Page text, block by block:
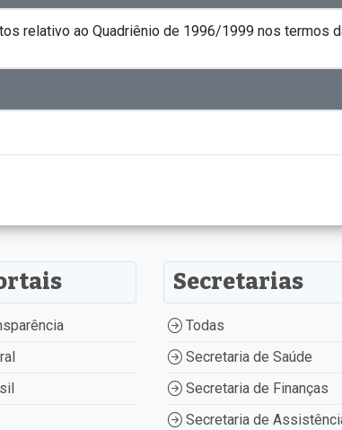
relativo ao Quadriênio de 1996/1999 nos termos
Secretarias
Todas
Secretaria de Saúde
Secretaria de Finanças
Secretaria de